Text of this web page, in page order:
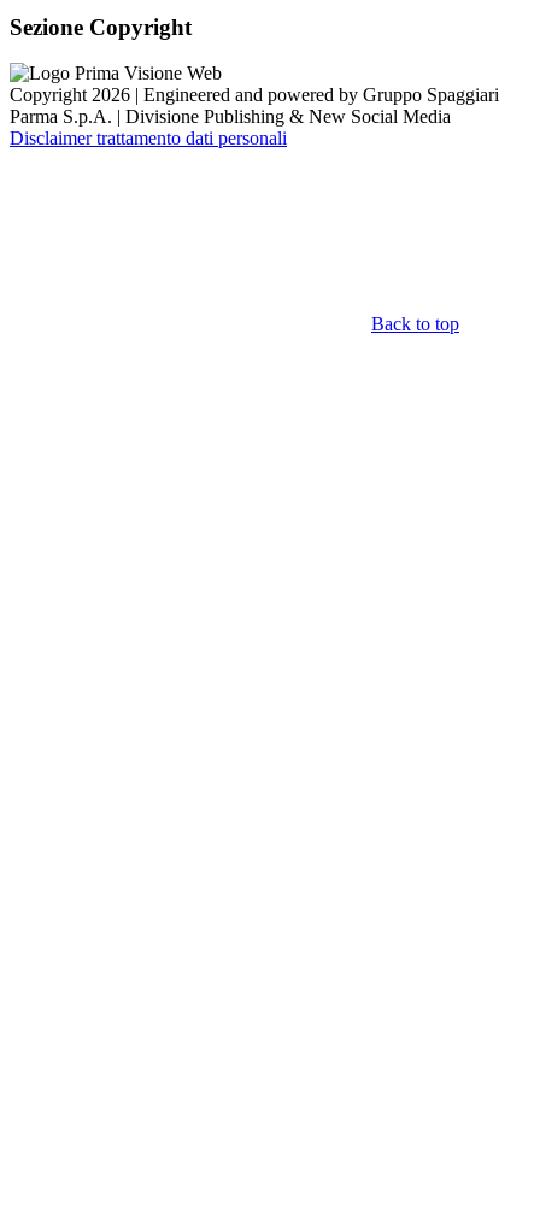
Sezione Copyright
Copyright 2026 | Engineered and powered by Gruppo Spaggiari
Parma S.p.A. | Divisione Publishing & New Social Media
Disclaimer trattamento dati personali
Back to top